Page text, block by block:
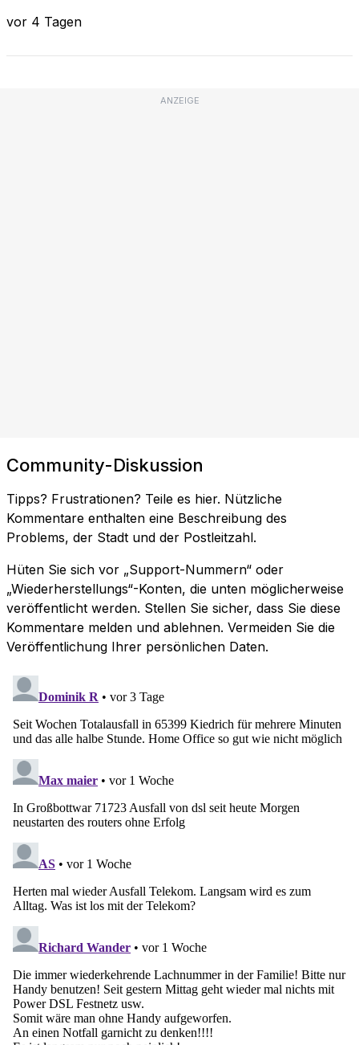
vor 4 Tagen
ANZEIGE
Community-Diskussion
Tipps? Frustrationen? Teile es hier. Nützliche
Kommentare enthalten eine Beschreibung des
Problems, der Stadt und der Postleitzahl.
Hüten Sie sich vor „Support-Nummern“ oder
„Wiederherstellungs“-Konten, die unten möglicherweise
veröffentlicht werden. Stellen Sie sicher, dass Sie diese
Kommentare melden und ablehnen. Vermeiden Sie die
Veröffentlichung Ihrer persönlichen Daten.